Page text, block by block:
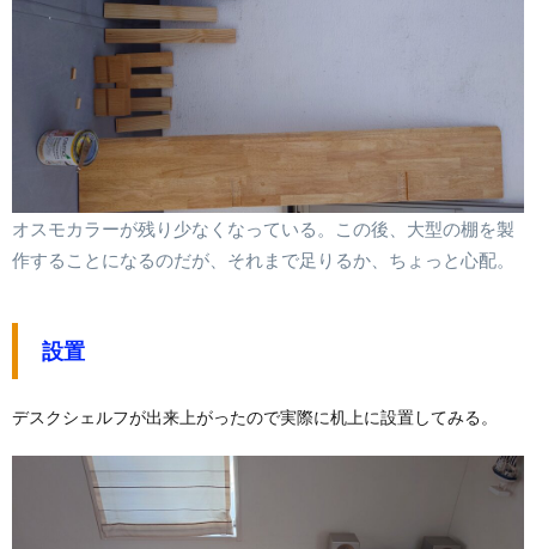
オスモカラーが残り少なくなっている。この後、大型の棚を製
作することになるのだが、それまで足りるか、ちょっと心配。
設置
デスクシェルフが出来上がったので実際に机上に設置してみる。